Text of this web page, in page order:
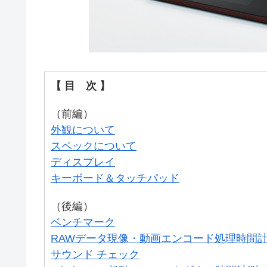
【 目 次 】
（前編）
外観について
スペックについて
ディスプレイ
キーボード＆タッチパッド
（後編）
ベンチマーク
RAWデータ現像・動画エンコード処理時間
サウンド チェック